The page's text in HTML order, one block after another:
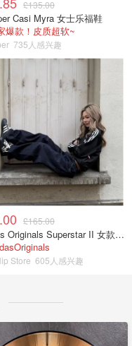
£135.00
Casi Myra 女士乐福鞋
爆款！皮质超软~
735人感兴趣
£165.00
adidas Originals Superstar II 女款串珠休闲鞋 黑色
Store 605人感兴趣